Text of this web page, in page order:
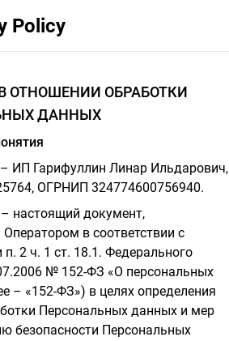
Policy
ОТНОШЕНИИ ОБРАБОТКИ
ДАННЫХ
ИП Гарифуллин Линар Ильдарович,
ОГРНИП 324774600756940.
настоящий документ,
в соответствии с
2 ч. 1 ст. 18.1. Федерального
№ 152-ФЗ «О персональных
– «152-ФЗ») в целях определения
Персональных данных и мер
безопасности Персональных